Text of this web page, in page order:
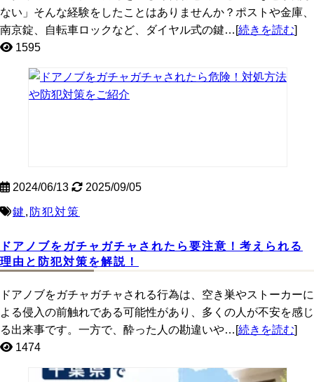
ない」そんな経験をしたことはありませんか？ポストや金庫、
南京錠、自転車ロックなど、ダイヤル式の鍵…[続きを読む]
1595
2024/06/13 2025/09/05
鍵 , 防犯対策
ドアノブをガチャガチャされたら要注意！考えられる
理由と防犯対策を解説！
ドアノブをガチャガチャされる行為は、空き巣やストーカーに
よる侵入の前触れである可能性があり、多くの人が不安を感じ
る出来事です。一方で、酔った人の勘違いや…[続きを読む]
1474